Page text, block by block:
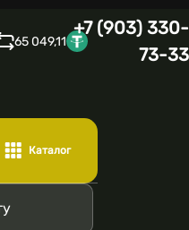
65 049,11
+7 (903) 330-
73-33
Каталог